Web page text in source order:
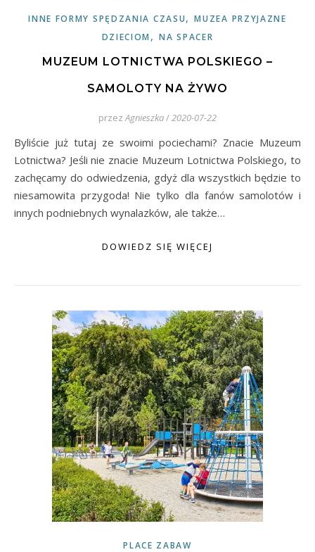
INNE FORMY SPĘDZANIA CZASU,MUZEA PRZYJAZNE
DZIECIOM ,NA SPACER
MUZEUM LOTNICTWA POLSKIEGO –
SAMOLOTY NA ŻYWO
przez Agnieszka/2020-07-22
Byliście już tutaj ze swoimi pociechami? Znacie Muzeum
Lotnictwa? Jeśli nie znacie Muzeum Lotnictwa Polskiego, to
zachęcamy do odwiedzenia, gdyż dla wszystkich będzie to
niesamowita przygoda! Nie tylko dla fanów samolotów i
innych podniebnych wynalazków, ale także…
DOWIEDZ SIĘ WIĘCEJ
PLACE ZABAW